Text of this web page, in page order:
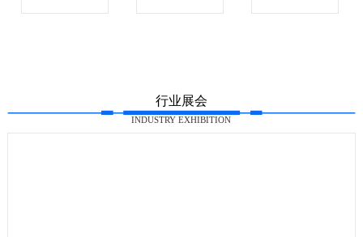
行业展会
INDUSTRY EXHIBITION